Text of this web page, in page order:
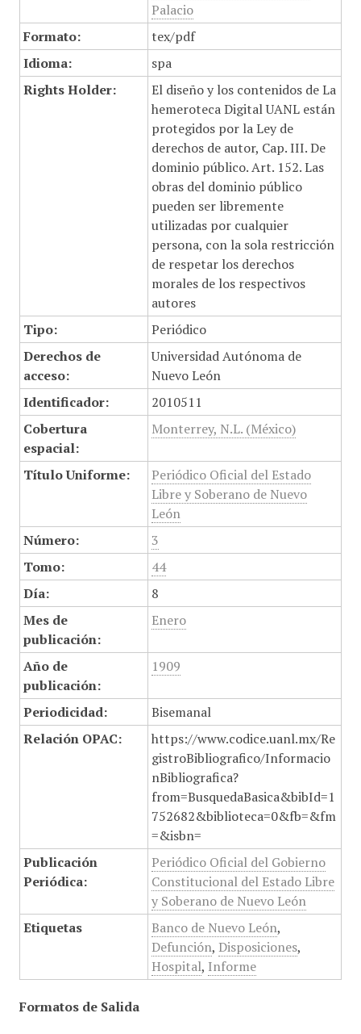
Palacio
Formato:
tex/pdf
Idioma:
spa
Rights Holder:
El diseño y los contenidos de La
hemeroteca Digital UANL están
protegidos por la Ley de
derechos de autor, Cap. III. De
dominio público. Art. 152. Las
obras del dominio público
pueden ser libremente
utilizadas por cualquier
persona, con la sola restricción
de respetar los derechos
morales de los respectivos
autores
Tipo:
Periódico
Derechos de
acceso:
Universidad Autónoma de
Nuevo León
Identificador:
2010511
Cobertura
espacial:
Monterrey, N.L. (México)
Título Uniforme:
Periódico Oficial del Estado
Libre y Soberano de Nuevo
León
Número:
3
Tomo:
44
Día:
8
Mes de
publicación:
Enero
Año de
publicación:
1909
Periodicidad:
Bisemanal
Relación OPAC:
https://www.codice.uanl.mx/Re
gistroBibliografico/Informacio
nBibliografica?
from=BusquedaBasica&bibId=1
752682&biblioteca=0&fb=&fm
=&isbn=
Publicación
Periódica:
Periódico Oficial del Gobierno
Constitucional del Estado Libre
y Soberano de Nuevo León
Etiquetas
Banco de Nuevo León,
Defunción, Disposiciones,
Hospital, Informe
Formatos de Salida